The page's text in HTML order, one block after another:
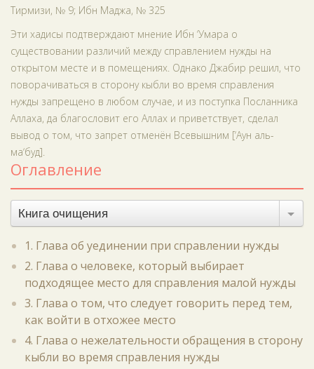
Тирмизи, № 9; Ибн Маджа, № 325
Эти хадисы подтверждают мнение Ибн ‘Умара о
существовании различий между справлением нужды на
открытом месте и в помещениях. Однако Джабир решил, что
поворачиваться в сторону кыбли во время справления
нужды запрещено в любом случае, и из поступка Посланника
Аллаха, да благословит его Аллах и приветствует, сделал
вывод о том, что запрет отменён Всевышним [‘Аун аль-
ма‘буд].
Оглавление
Книга очищения
1. Глава об уединении при справлении нужды
2. Глава о человеке, который выбирает
подходящее место для справления малой нужды
3. Глава о том, что следует говорить перед тем,
как войти в отхожее место
4. Глава о нежелательности обращения в сторону
кыбли во время справления нужды